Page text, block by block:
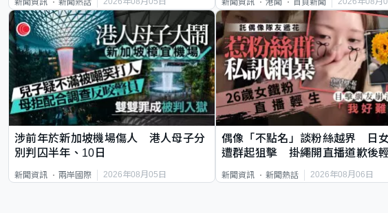
涉前年於新加坡機場傷人 港人母子分
別判囚半年、10日
新聞資訊 兩岸國際 2026年08月05日
偶像「不點名」談粉絲越界 日
遭群起狙擊 掛繩開直播道歉後
新聞資訊 新聞熱話 2026年08月06日